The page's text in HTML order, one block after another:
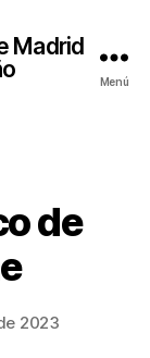
Madrid
Menú
de
2023